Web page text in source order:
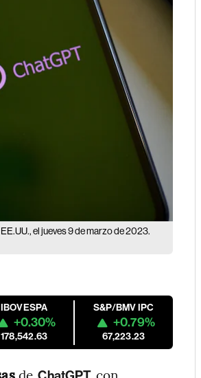
el jueves 9 de marzo de 2023.
IBOVESPA
+0.30%
178,542.63
S&P/BMV IPC
+0.79%
67,223.23